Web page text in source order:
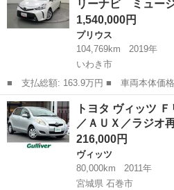
ートアシ...
リーナビ ミュー
1,540,000円
プリウス
104,769km
2019年
いわき市
■ 支払総額: 163.9万円 ■ 車両本体価格： 1,540,000 円 ■ メーカ
ー名： トヨタ ■ 車種名： プリウス
Ｓ ワンセグ メモリーナビ ミュージ
クカメラ...
福島 いわき市 プリウス
トヨタ ヴィッツ
／ＡＵＸ／ラジオ
216,000円
ヴィッツ
80,000km
2011年
宮城県 石巻市